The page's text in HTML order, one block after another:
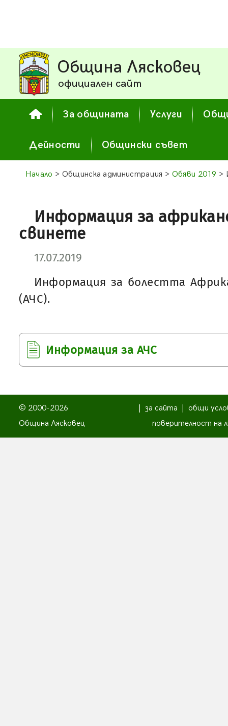
Община Лясковец
официален сайт
За общината Услуги
Дейности Общински съвет
Начало > Общинска администрация > Обяви 2019 >
Информация за
свинете
17.07.2019
Информация за болестта
(АЧС).
Информация за АЧС
© 2000-2026
Община Лясковец
за сайта
общи
поверителност на